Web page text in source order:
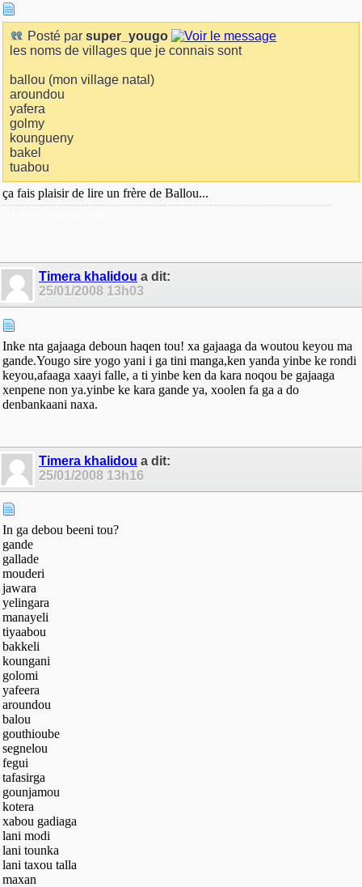
Posté par super_yougo
les noms de villages que je connais sont
ballou (mon village natal)
aroundou
yafera
golmy
koungueny
bakel
tuabou
ça fais plaisir de lire un frère de Ballou...
Timera khalidou a dit:
25/01/2008 13h03
Inke nta gajaaga deboun haqen tou! xa gajaaga da woutou keyou ma
gande.Yougo sire yogo yani i ga tini manga,ken yanda yinbe ke rondi
keyou,afaaga xaayi falle, a ti yinbe ken da kara noqou be gajaaga
xenpene non ya.yinbe ke kara gande ya, xoolen fa ga a do
denbankaani naxa.
Timera khalidou a dit:
25/01/2008 13h16
In ga debou beeni tou?
gande
gallade
mouderi
jawara
yelingara
manayeli
tiyaabou
bakkeli
koungani
golomi
yafeera
aroundou
balou
gouthioube
segnelou
fegui
tafasirga
gounjamou
kotera
xabou gadiaga
lani modi
lani tounka
lani taxou talla
maxan